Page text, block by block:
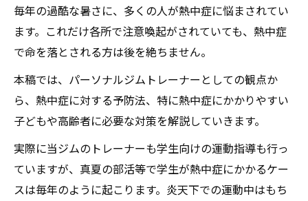
毎年の過酷な暑さに、多くの人が熱中症に悩まされてい
ます。これだけ各所で注意喚起がされていても、熱中症
で命を落とされる方は後を絶ちません。
本稿では、パーソナルジムトレーナーとしての観点か
ら、熱中症に対する予防法、特に熱中症にかかりやすい
子どもや高齢者に必要な対策を解説していきます。
実際に当ジムのトレーナーも学生向けの運動指導も行っ
ていますが、真夏の部活等で学生が熱中症にかかるケー
スは毎年のように起こります。炎天下での運動中はもち